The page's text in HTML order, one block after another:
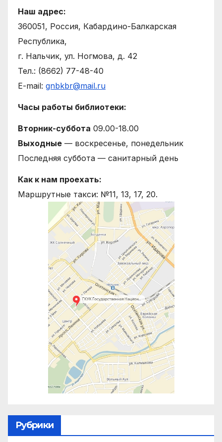
Наш адрес:
360051, Россия, Кабардино-Балкарская
Республика,
г. Нальчик, ул. Ногмова, д. 42
Тел.: (8662) 77-48-40
E-mail: gnbkbr@mail.ru
Часы работы библиотеки:
Вторник-суббота 09.00-18.00
Выходные — воскресенье, понедельник
Последняя суббота — санитарный день
Как к нам проехать:
Маршрутные такси: №11, 13, 17, 20.
Рубрики